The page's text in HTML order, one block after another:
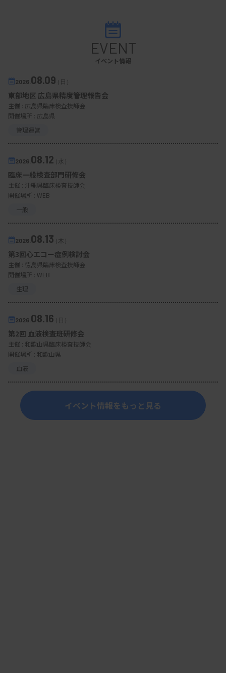
EVENT
イベント情報
2026. 08.09（日）
東部地区 広島県精度管理報告会
主催 : 広島県臨床検査技師会
開催場所 : 広島県
管理運営
2026. 08.12（水）
臨床一般検査部門研修会
主催 : 沖縄県臨床検査技師会
開催場所 : WEB
一般
2026. 08.13（木）
第3回心エコー症例検討会
主催 : 徳島県臨床検査技師会
開催場所 : WEB
生理
2026. 08.16（日）
第2回 血液検査班研修会
主催 : 和歌山県臨床検査技師会
開催場所 : 和歌山県
血液
イベント情報をもっと見る